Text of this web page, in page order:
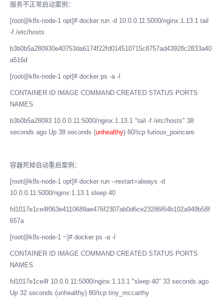
服务不正常启动案例：
[root@k8s-node-1 opt]# docker run -d 10.0.0.11:5000/nginx:1.13.1 tail
-f /etc/hosts
b3b0b5a280930e40753da6174f22fd014510715c8757ad43928c2833a40
a516d
[root@k8s-node-1 opt]# docker ps -a -l
CONTAINER ID IMAGE COMMAND CREATED STATUS PORTS
NAMES
b3b0b5a28093 10.0.0.11:5000/nginx:1.13.1 "tail -f /etc/hosts" 38
seconds ago Up 38 seconds (unhealthy) 80/tcp furious_poincare
容器死掉自动重启案例：
[root@k8s-node-1 opt]# docker run --restart=always -d
10.0.0.11:5000/nginx:1.13.1 sleep 40
fd1017e1ce4f063e4110689ae476f2307ab0d6ce23286f64b102a949b58f
657a
[root@k8s-node-1 ~]# docker ps -a -l
CONTAINER ID IMAGE COMMAND CREATED STATUS PORTS
NAMES
fd1017e1ce4f 10.0.0.11:5000/nginx:1.13.1 "sleep 40" 33 seconds ago
Up 32 seconds (unhealthy) 80/tcp tiny_mccarthy